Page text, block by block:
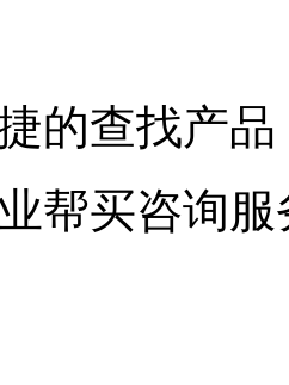
的查找产品
帮买咨询服